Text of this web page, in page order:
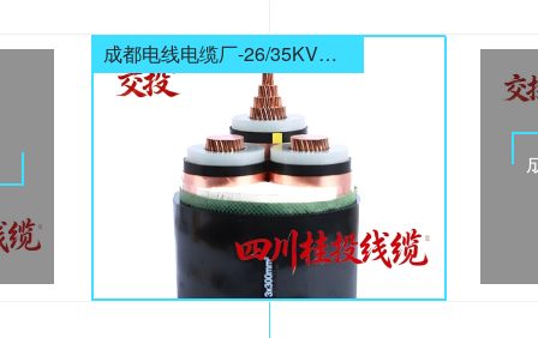
成都电线电缆厂-26/35KV高压电缆